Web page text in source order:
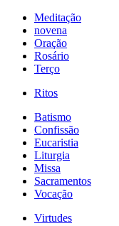
Meditação
novena
Oração
Rosário
Terço
Ritos
Batismo
Confissão
Eucaristia
Liturgia
Missa
Sacramentos
Vocação
Virtudes